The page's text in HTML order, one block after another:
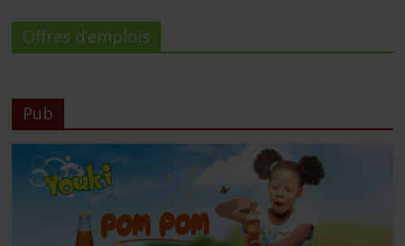
Offres d’emplois
Pub